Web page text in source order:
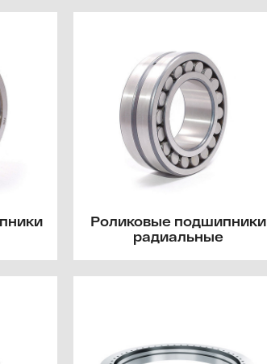
Роликовые подшипники
радиальные